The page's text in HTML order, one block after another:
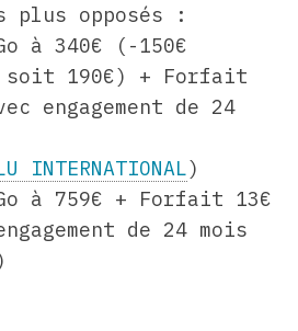
opposés :
à 340€ (-150€
soit 190€) + Forfait
engagement de 24
INTERNATIONAL)
à 759€ + Forfait 13€
de 24 mois